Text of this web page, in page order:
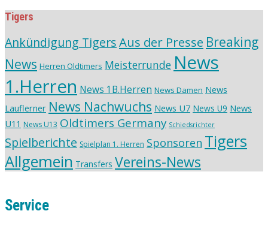
Tigers
Ankündigung TigersAus der Presse Breaking
News Herren Oldtimers Meisterrunde News
1.Herren News 1B.Herren News Damen News
Lauflerner News Nachwuchs News U7 News U9 News
U11 News U13 Oldtimers Germany Schiedsrichter
Spielberichte Spielplan 1. Herren Sponsoren Tigers
Allgemein Transfers Vereins-News
Service